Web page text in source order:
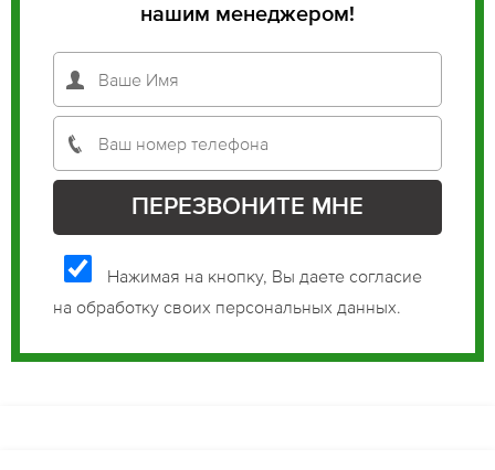
нашим менеджером!
Нажимая на кнопку, Вы даете согласие
на обработку своих персональных данных.